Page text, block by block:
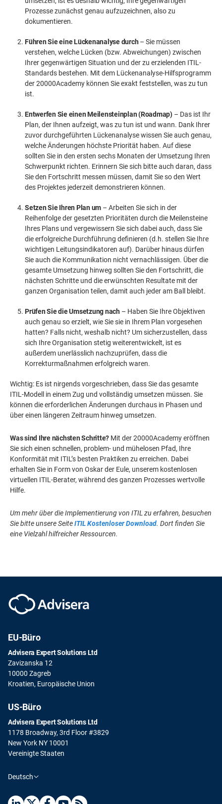
Prozesse zunächst genau aufzuzeichnen, also zu
dokumentieren.
Führen Sie eine Lückenanalyse durch – Sie müssen
verstehen, welche Lücken (bzw. Abweichungen) zwischen
Ihrer gegenwärtigen Situation und der zu erzielenden ITIL-
Standards bestehen. Mit dem Lückenanalyse-Hilfsprogramm
der 20000Academy können Sie exakt feststellen, was zu tun
ist.
Entwerfen Sie einen Meilensteinplan (Roadmap) – Das ist Ihr
Plan, der Ihnen aufzeigt, was zu tun ist und wann. Dank Ihrer
zuvor durchgeführten Lückenanalyse wissen Sie auch genau,
welche Änderungen höchste Priorität haben. Auf diese
sollten Sie in den ersten sechs Monaten der Umsetzung Ihren
Schwerpunkt richten. Erinnern Sie sich bitte auch daran, dass
Sie den Fortschritt messen müssen, damit Sie so den Wert
des Projektes jederzeit demonstrieren können.
Setzen Sie Ihren Plan um – Arbeiten Sie sich in der
Reihenfolge der gesetzten Prioritäten durch die Meilensteine
Ihres Plans und vergewissern Sie sich dabei auch, dass Sie
die erfolgreiche Durchführung definieren (d.h. stellen Sie Ihre
wichtigen Leitungsindikatoren auf). Darüber hinaus dürfen
Sie auch die Kommunikation nicht vernachlässigen. Über die
gesamte Umsetzung hinweg sollten Sie den Fortschritt, die
nächsten Schritte und die erwünschten Resultate mit der
ganzen Organisation teilen, damit auch jeder am Ball bleibt.
Prüfen Sie die Umsetzung nach – Haben Sie Ihre Objektiven
auch genau so erzielt, wie Sie sie in Ihrem Plan vorgesehen
hatten? Falls nicht, weshalb nicht? Um sicherzustellen, dass
sich Ihre Organisation stetig weiterentwickelt, ist es
außerdem unerlässlich nachzuprüfen, dass die
Korrekturmaßnahmen erfolgreich waren.
Wichtig: Es ist nirgends vorgeschrieben, dass Sie das gesamte
ITIL-Modell in einem Zug und vollständig umsetzen müssen. Sie
können die erforderlichen Änderungen durchaus in Phasen und
über einen längeren Zeitraum hinweg umsetzen.
Was sind Ihre nächsten Schritte? Mit der 20000Academy eröffnen
Sie sich einen schnellen, problem- und mühelosen Pfad, Ihre
Konformität mit ITIL’s besten Praktiken zu erreichen. Dabei
erhalten Sie in Form von Oskar der Eule, unserem kostenlosen
virtuellen ITIL-Berater, während des ganzen Prozesses wertvolle
Hilfe.
Um mehr über die Implementierung von ITIL zu erfahren, besuchen
Sie bitte unsere SeiteITIL Kostenloser Download. Dort finden Sie
eine Vielzahl hilfreicher Ressourcen.
EU-Büro
Advisera Expert Solutions Ltd
Zavizanska 12
10000 Zagreb
Kroatien, Europäische Union
US-Büro
Advisera Expert Solutions Ltd
1178 Broadway, 3rd Floor #3829
New York NY 10001
Vereinigte Staaten
Deutsch